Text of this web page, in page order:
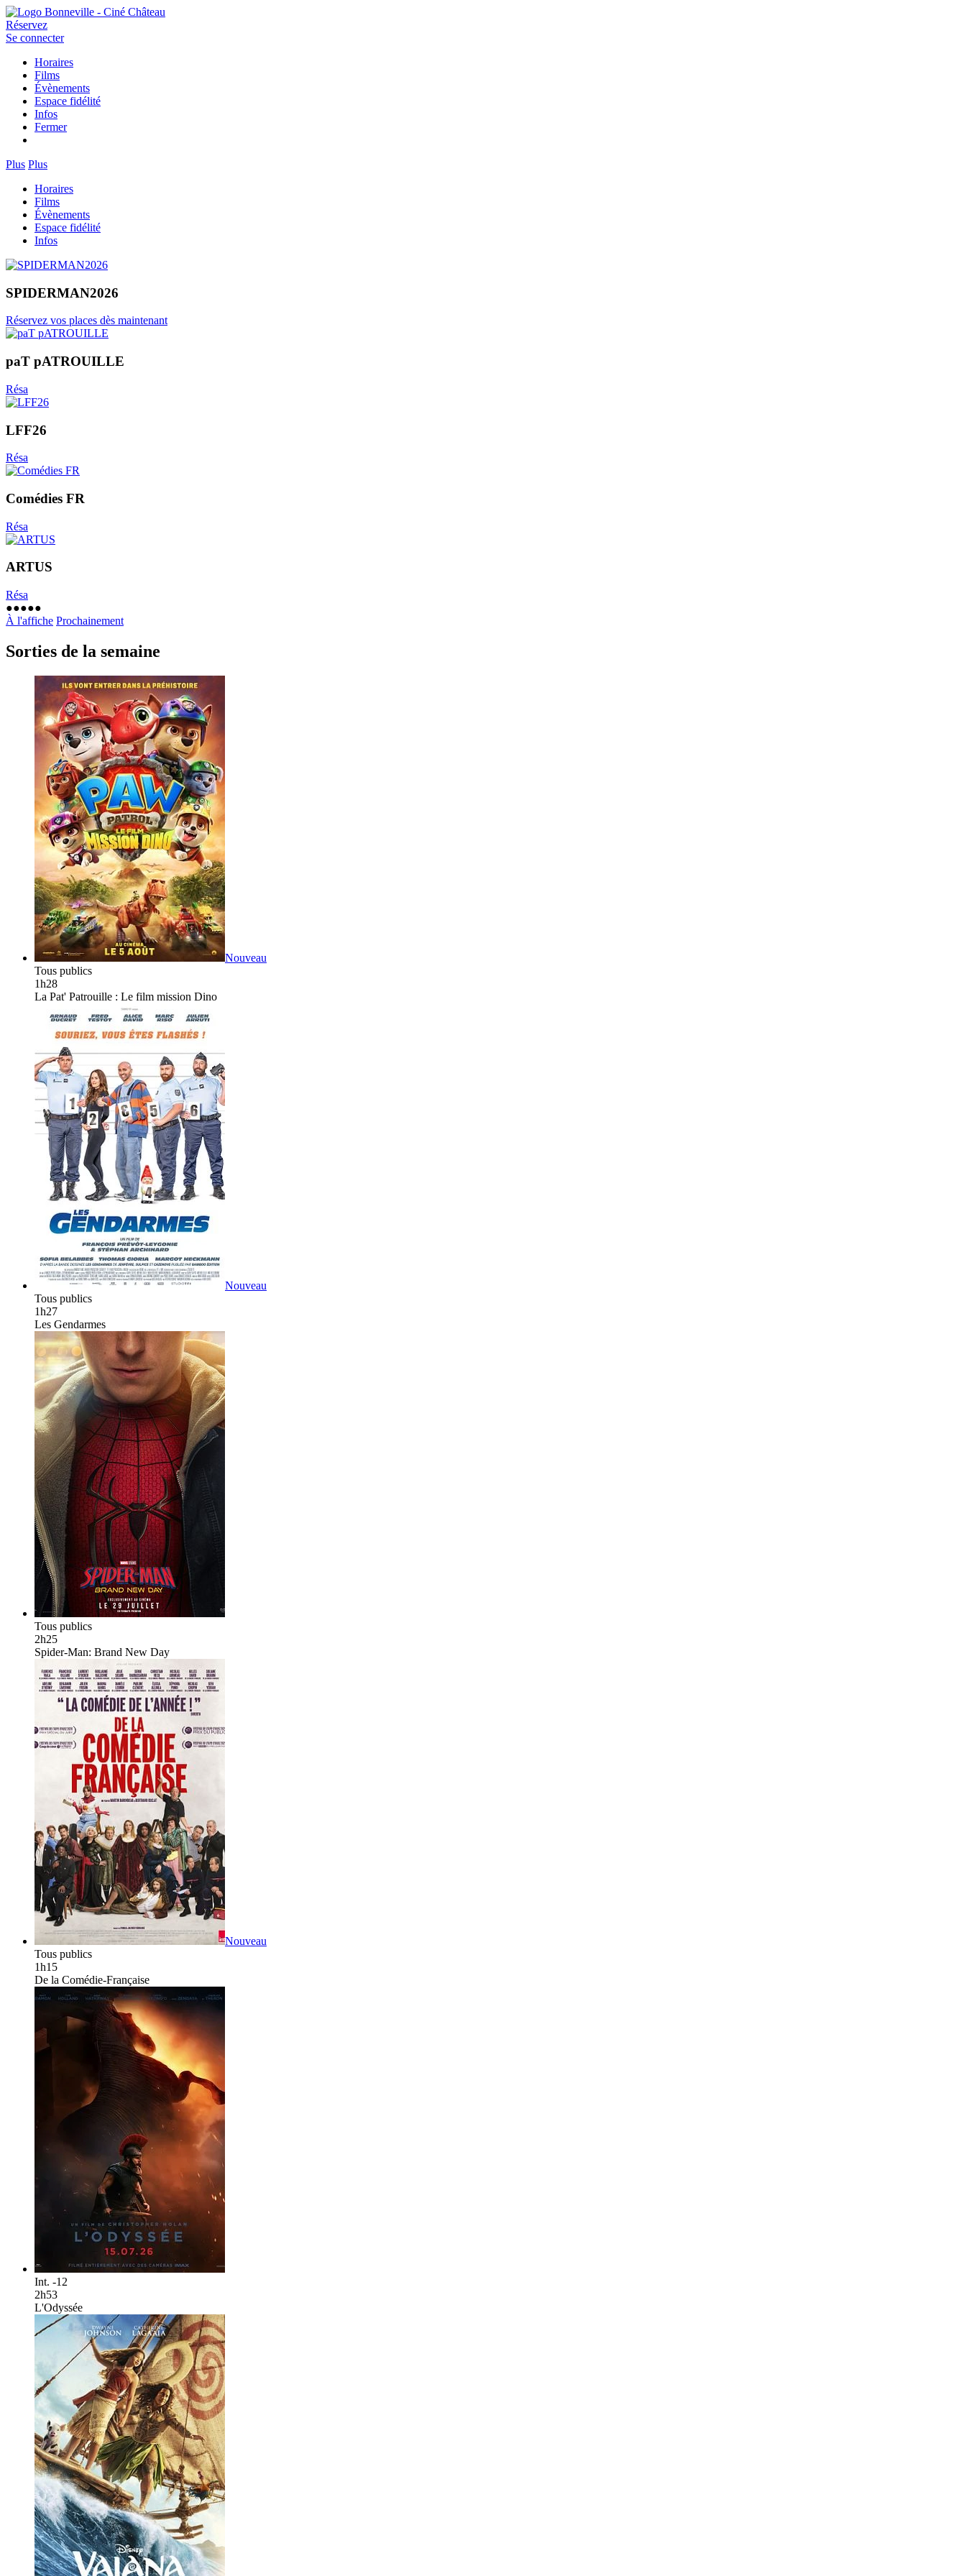
Réservez
Se connecter
Horaires
Films
Évènements
Espace fidélité
Infos
Fermer
Plus Plus
Horaires
Films
Évènements
Espace fidélité
Infos
SPIDERMAN2026
Réservez vos places dès maintenant
paT pATROUILLE
Résa
LFF26
Résa
Comédies FR
Résa
ARTUS
Résa
●︎●︎●︎●︎●︎
À l'affiche Prochainement
Sorties de la semaine
Nouveau
Tous publics
1h28
La Pat' Patrouille : Le film mission Dino
Nouveau
Tous publics
1h27
Les Gendarmes
Tous publics
2h25
Spider-Man: Brand New Day
Nouveau
Tous publics
1h15
De la Comédie-Française
Int. -12
2h53
L'Odyssée